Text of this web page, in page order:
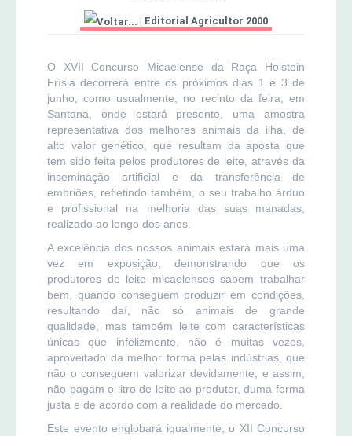
Publicações AASM
| Editorial Agricultor 2000
O XVII Concurso Micaelense da Raça Holstein
Frísia decorrerá entre os próximos dias 1 e 3 de
junho, como usualmente, no recinto da feira, em
Santana, onde estará presente, uma amostra
representativa dos melhores animais da ilha, de
alto valor genético, que resultam da aposta que
tem sido feita pelos produtores de leite, através da
inseminação artificial e da transferência de
embriões, refletindo também, o seu trabalho árduo
e profissional na melhoria das suas manadas,
realizado ao longo dos anos.
A excelência dos nossos animais estará mais uma
vez em exposição, demonstrando que os
produtores de leite micaelenses sabem trabalhar
bem, quando conseguem produzir em condições,
resultando daí, não só animais de grande
qualidade, mas também leite com características
únicas que infelizmente, não é muitas vezes,
aproveitado da melhor forma pelas indústrias, que
não o conseguem valorizar devidamente, e assim,
não pagam o litro de leite ao produtor, duma forma
justa e de acordo com a realidade do mercado.
Este evento englobará igualmente, o XII Concurso